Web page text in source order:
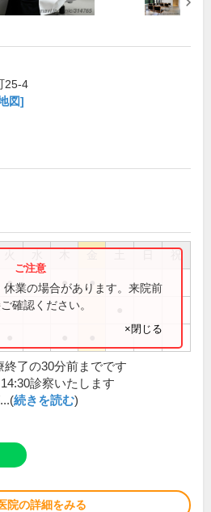
25-4
図]
祝
● ● ●
業の場合があります。来院前
確認ください。
×閉じる
終了の30分前までです
診察いたします
続きを読む)
院の詳細をみる